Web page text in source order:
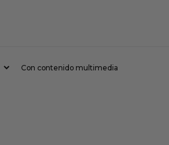
Con contenido multimedia